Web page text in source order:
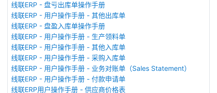
线联ERP - 盘亏出库单操作手册
线联ERP - 用户操作手册 - 其他出库单
线联ERP - 盘盈入库单操作手册
线联ERP - 用户操作手册 - 生产领料单
线联ERP - 用户操作手册 - 其他入库单
线联ERP - 用户操作手册 - 采购入库单
线联ERP - 用户操作手册 - 业务对账单（Sales Statement）
线联ERP - 用户操作手册 - 付款申请单
线联ERP用户操作手册 - 供应商价格表